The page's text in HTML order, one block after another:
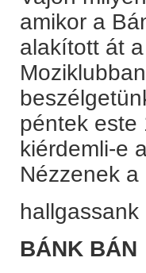
amikor a
alakított át
péntek este
kiérdemli-e
Nézzenek
BÁNK BÁN